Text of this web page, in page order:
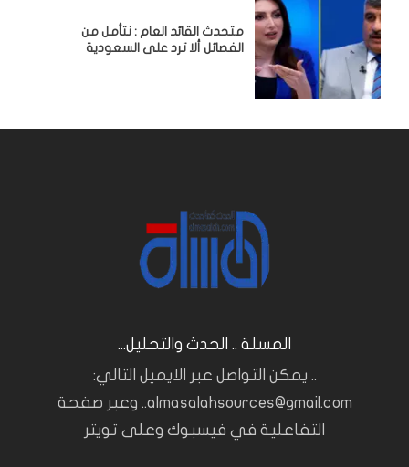
متحدث القائد العام : نتأمل من
الفصائل ألا ترد على السعودية
المسلة .. الحدث والتحليل...
.. يمكن التواصل عبر الايميل التالي:
almasalahsources@gmail.com.. وعبر صفحة
التفاعلية في فيسبوك وعلى تويتر